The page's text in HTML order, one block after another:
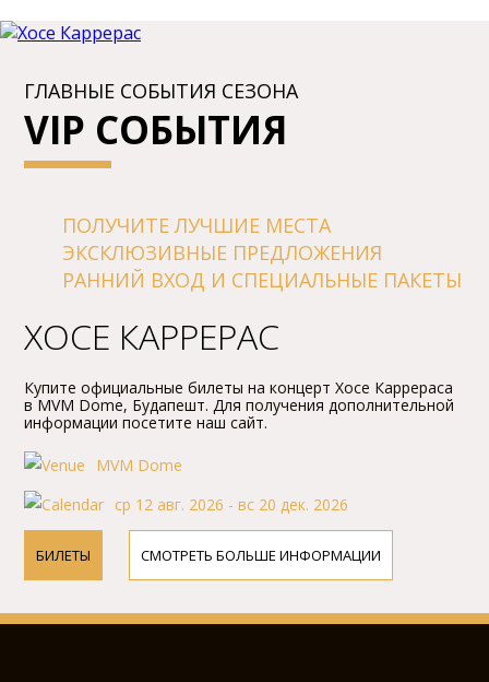
ГЛАВНЫЕ СОБЫТИЯ СЕЗОНА
VIP СОБЫТИЯ
ПОЛУЧИТЕ ЛУЧШИЕ МЕСТА
ЭКСКЛЮЗИВНЫЕ ПРЕДЛОЖЕНИЯ
РАННИЙ ВХОД И СПЕЦИАЛЬНЫЕ ПАКЕТЫ
ХОСЕ КАРРЕРАС
Купите официальные билеты на концерт Хосе Каррераса
в MVM Dome, Будапешт. Для получения дополнительной
информации посетите наш сайт.
MVM Dome
ср 12 авг. 2026 - вс 20 дек. 2026
БИЛЕТЫ СМОТРЕТЬ БОЛЬШЕ ИНФОРМАЦИИ